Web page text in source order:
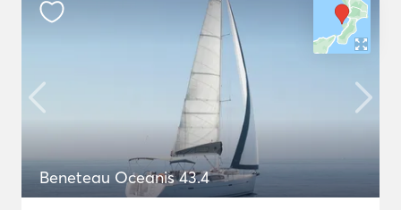
Beneteau Oceanis 43.4